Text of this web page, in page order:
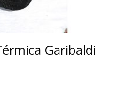
Garibaldi